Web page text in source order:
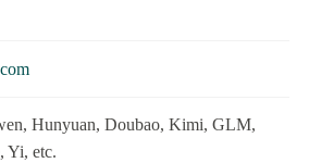
Hunyuan, Doubao, Kimi, GLM,
Yi, etc.